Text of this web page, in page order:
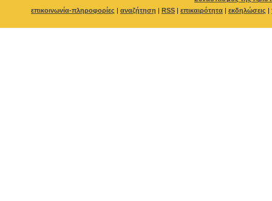
επικοινωνία-πληροφορίες | αναζήτηση | RSS | επικαιρότητα | εκδηλώσεις |